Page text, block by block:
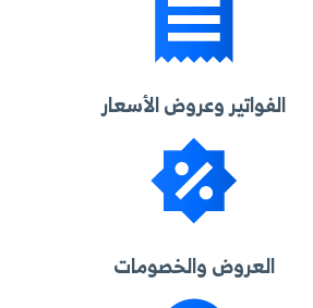
الفواتير وعروض الأسعار
العروض والخصومات